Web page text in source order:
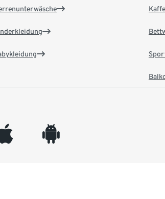
android